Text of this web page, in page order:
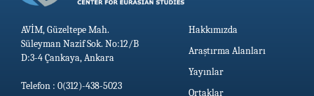
AVİM, Güzeltepe Mah.
Süleyman Nazif Sok. No:12/B
D:3-4 Çankaya, Ankara
Telefon : 0(312)-438-5023
Hakkımızda
Araştırma Alanları
Yayınlar
Ortaklar